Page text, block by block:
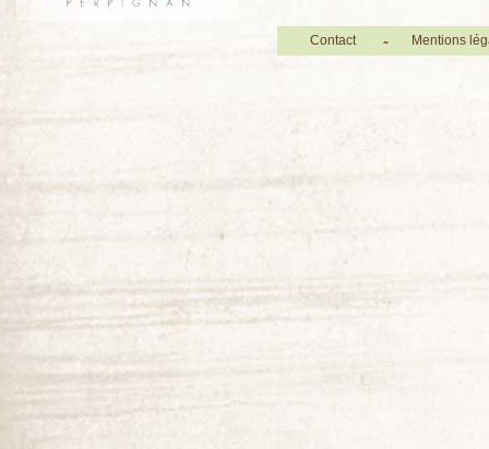
Contact Mentions